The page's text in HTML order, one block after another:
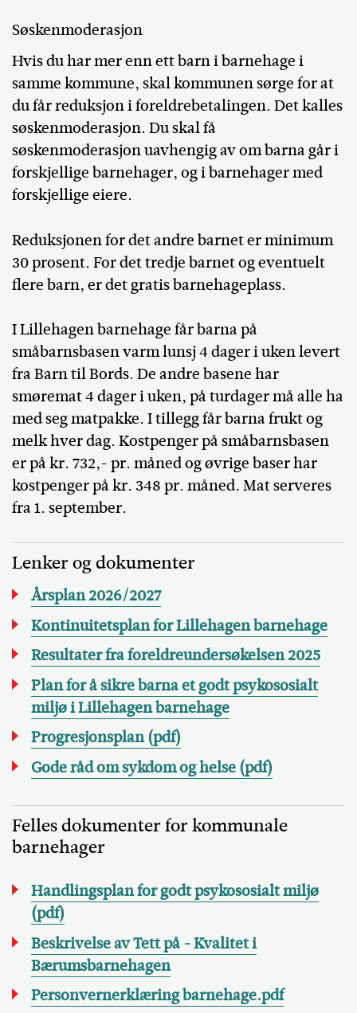
Søskenmoderasjon
Hvis du har mer enn ett barn i barnehage i
samme kommune, skal kommunen sørge for at
du får reduksjon i foreldrebetalingen. Det kalles
søskenmoderasjon. Du skal få
søskenmoderasjon uavhengig av om barna går i
forskjellige barnehager, og i barnehager med
forskjellige eiere.
Reduksjonen for det andre barnet er minimum
30 prosent. For det tredje barnet og eventuelt
flere barn, er det gratis barnehageplass.
I Lillehagen barnehage får barna på
småbarnsbasen varm lunsj 4 dager i uken levert
fra Barn til Bords. De andre basene har
smøremat 4 dager i uken, på turdager må alle ha
med seg matpakke. I tillegg får barna frukt og
melk hver dag. Kostpenger på småbarnsbasen
er på kr. 732,- pr. måned og øvrige baser har
kostpenger på kr. 348 pr. måned. Mat serveres
fra 1. september.
Lenker og dokumenter
Årsplan 2026/2027
Kontinuitetsplan for Lillehagen barnehage
Resultater fra foreldreundersøkelsen 2025
Plan for å sikre barna et godt psykososialt
miljø i Lillehagen barnehage
Progresjonsplan (pdf)
Gode råd om sykdom og helse (pdf)
Felles dokumenter for kommunale
barnehager
Handlingsplan for godt psykososialt miljø
(pdf)
Beskrivelse av Tett på - Kvalitet i
Bærumsbarnehagen
Personvernerklæring barnehage.pdf